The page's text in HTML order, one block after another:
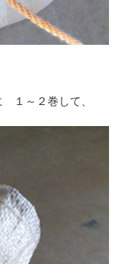
～２巻して、